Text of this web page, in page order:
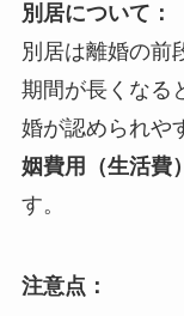
別居について：
別居は離婚の前
期間が長くなる
婚が認められや
姻費用（生活費）
す。
注意点：